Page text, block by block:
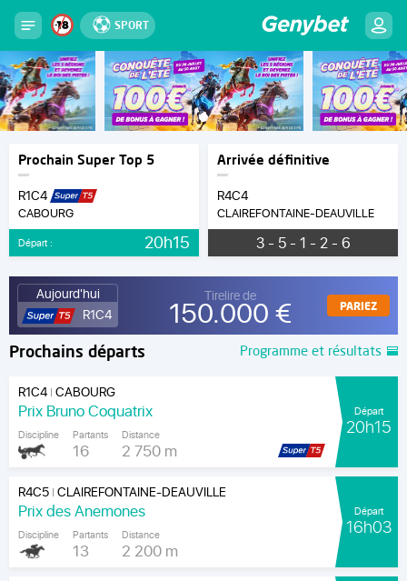
SPORT
Prochain Super Top 5
R1C4
CABOURG
Départ : 20h15
Arrivée définitive
R4C4
CLAIREFONTAINE-DEAUVILLE
3 - 5 - 1 - 2 - 6
Aujourd'hui
R1C4
Tirelire de
150.000 € PARIEZ
Prochains départs Programme et résultats
R1C4|CABOURG
Prix Bruno Coquatrix
Discipline Partants
16
Distance
2 750 m
Départ
20h15
R4C5|CLAIREFONTAINE-DEAUVILLE
Prix des Anemones
Discipline Partants
13
Distance
2 200 m
Départ
16h03